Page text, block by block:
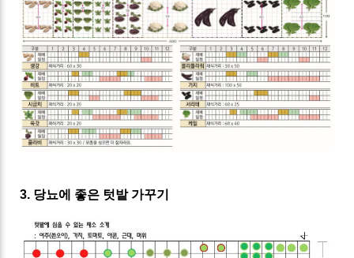
3. 당뇨에 좋은 텃밭 가꾸기